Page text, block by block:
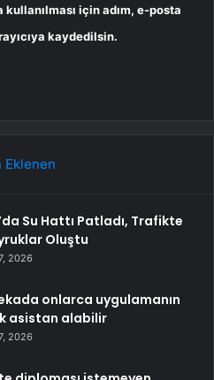
için adım, e-posta
kaydedilsin.
Eklenen
Su Hattı Patladı, Trafikte
Oluştu
2026
onlarca uygulamanın
asistan alabilir
2026